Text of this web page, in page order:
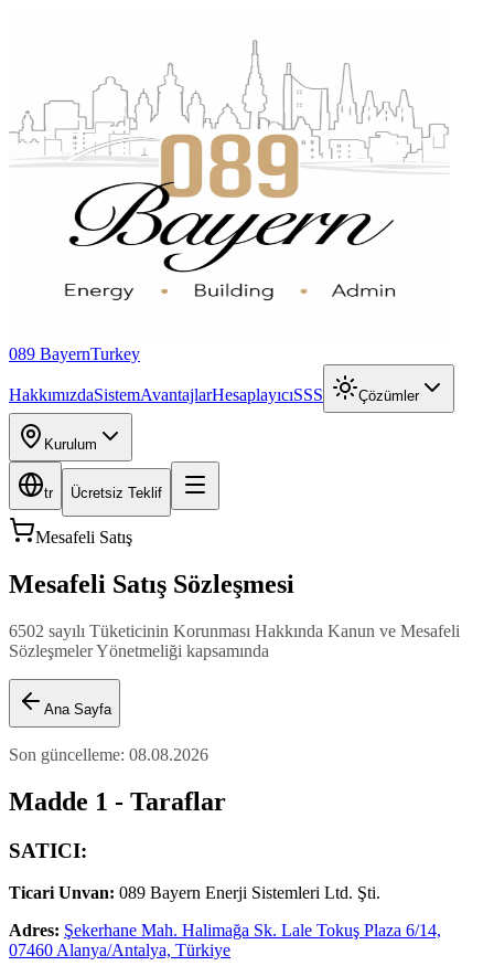
089 BayernTurkey
HakkımızdaSistemAvantajlarHesaplayıcıSSS Çözümler
Kurulum
tr Ücretsiz Teklif
Mesafeli Satış
Mesafeli Satış Sözleşmesi
6502 sayılı Tüketicinin Korunması Hakkında Kanun ve Mesafeli
Sözleşmeler Yönetmeliği kapsamında
Ana Sayfa
Son güncelleme: 08.08.2026
Madde 1 - Taraflar
SATICI:
Ticari Unvan: 089 Bayern Enerji Sistemleri Ltd. Şti.
Adres: Şekerhane Mah. Halimağa Sk. Lale Tokuş Plaza 6/14,
07460 Alanya/Antalya, Türkiye